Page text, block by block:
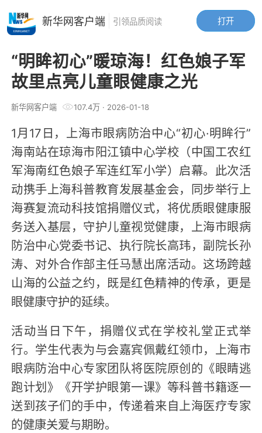
“明眸初心”暖琼海！红色娘子军
故里点亮儿童眼健康之光​
新华网客户端 107.4万· 2026-01-18
1月17日，上海市眼病防治中心“初心·明眸行”
海南站在琼海市阳江镇中心学校（中国工农红
军海南红色娘子军连红军小学）启幕。此次活
动携手上海科普教育发展基金会，同步举行上
海赛复流动科技馆捐赠仪式，将优质眼健康服
务送入基层，守护儿童视觉健康，上海市眼病
防治中心党委书记、执行院长高玮，副院长孙
涛、对外合作部主任马慧出席活动。这场跨越
山海的公益之约，既是红色精神的传承，更是
眼健康守护的延续。
活动当日下午，捐赠仪式在学校礼堂正式举
行。学生代表为与会嘉宾佩戴红领巾，上海市
眼病防治中心专家团队将医院原创的《眼睛逃
跑计划》《开学护眼第一课》等科普书籍逐一
送到孩子们的手中，传递着来自上海医疗专家
的健康关爱与期盼。
打开
新华网客户端 引领品质阅读